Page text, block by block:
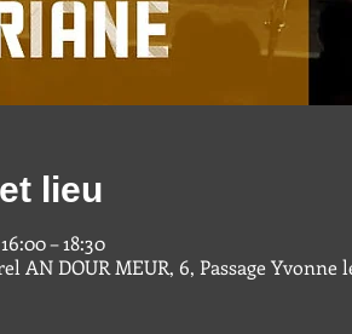
lieu
– 18:30
AN DOUR MEUR, 6, Passage Yvonne